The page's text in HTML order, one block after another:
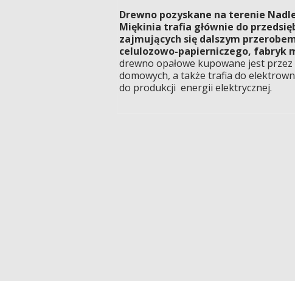
Drewno pozyskane na terenie
Miękinia trafia głównie do
zajmujących się dalszym
celulozowo-papierniczego, fabryk
drewno opałowe kupowane jest
domowych, a także trafia do
do produkcji energii elektrycznej.